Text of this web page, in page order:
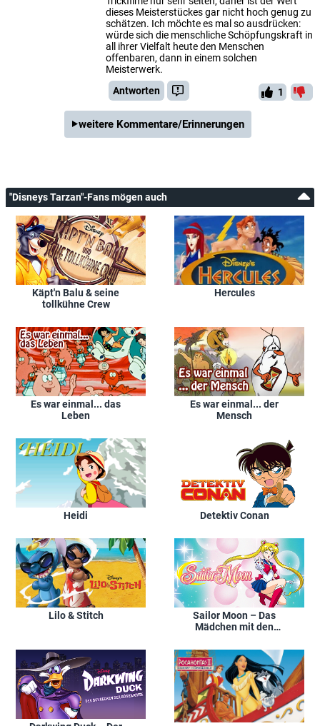
dieses Meisterstückes gar nicht hoch genug zu
schätzen. Ich möchte es mal so ausdrücken:
würde sich die menschliche Schöpfungskraft in
all ihrer Vielfalt heute den Menschen
offenbaren, dann in einem solchen
Meisterwerk.
Antworten
1
weitere Kommentare/Erinnerungen
"Disneys Tarzan"-Fans mögen auch
Käpt'n Balu & seine
tollkühne Crew
Hercules
Es war einmal... das
Leben
Es war einmal... der
Mensch
Heidi Detektiv Conan
Lilo & Stitch
Sailor Moon – Das
Mädchen mit den